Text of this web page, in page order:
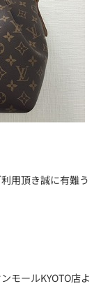
用頂き誠に有難う
モールKYOTO店よ